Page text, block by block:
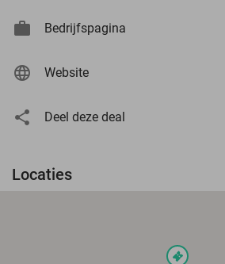
Bedrijfspagina
Website
Deel deze deal
Locaties
events